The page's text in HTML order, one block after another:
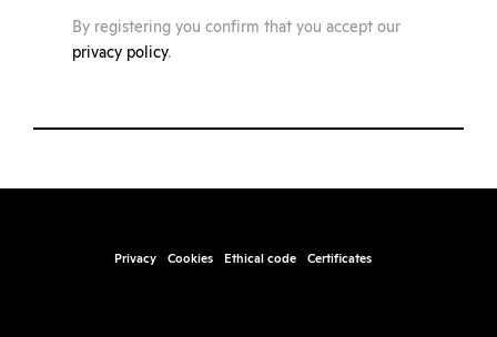
By registering you confirm that you accept our
privacy policy.
Privacy Cookies Ethical code Certificates